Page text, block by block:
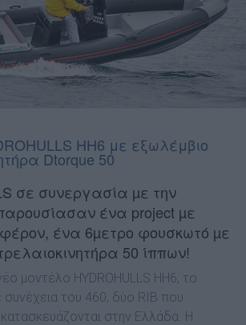
2025
HH6 με εξωλέμβιο
Dtorque 50
σε συνεργασία µε την
ένα project µε
ένα 6µετρο φουσκωτό µε
50 ίππων!
µοντέλο HYDROHULLS HH6, το
συνέχεια του 460, δύο RIB που
κατασκευάζονται στην Ελλάδα. Η